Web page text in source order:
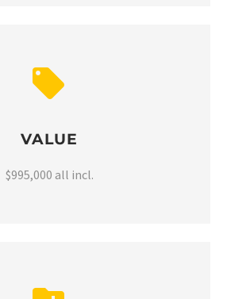


VALUE
$995,000 all incl.